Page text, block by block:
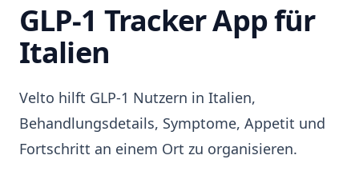
GLP-1 Tracker App für
Italien
Velto hilft GLP-1 Nutzern in Italien,
Behandlungsdetails, Symptome, Appetit und
Fortschritt an einem Ort zu organisieren.